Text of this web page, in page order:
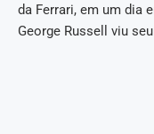
da Ferrari, em um dia
George Russell viu